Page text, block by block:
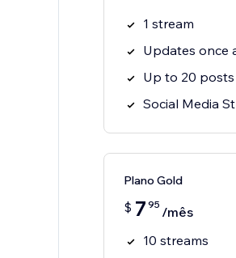
1 stream
Updates once
Up to 20 posts
Social Media
Plano Gold
$ 7 95 /mês
10 streams